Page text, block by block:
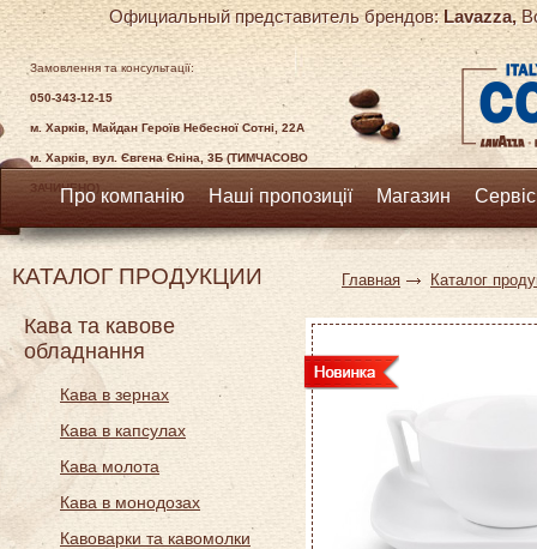
Официальный представитель брендов:Lavazza,
Замовлення та консультації:
050-343-12-15
м. Харків, Майдан Героїв Небесної Сотні, 22А
м. Харків, вул. Євгена Єніна, 3Б (ТИМЧАСОВО
ЗАЧИНЕНО)
Про компанію Наші пропозиції Магазин
КАТАЛОГ ПРОДУКЦИИ
Кава та кавове
обладнання
Кава в зернах
Кава в капсулах
Кава молота
Кава в монодозах
Кавоварки та кавомолки
Главная Каталог